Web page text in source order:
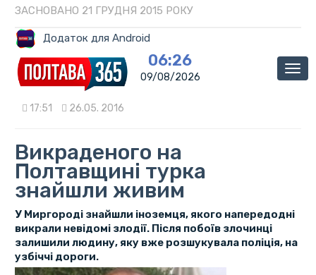
ЗАСНОВАНО 21 ГРУДНЯ 2015 РОКУ
Додаток для Android
06:26
09/08/2026
17:51 26.05. 2016
Викраденого на
Полтавщині турка
знайшли живим
У Миргороді знайшли іноземця, якого напередодні
викрали невідомі злодії. Після побоїв злочинці
залишили людину, яку вже розшукувала поліція, на
узбіччі дороги.